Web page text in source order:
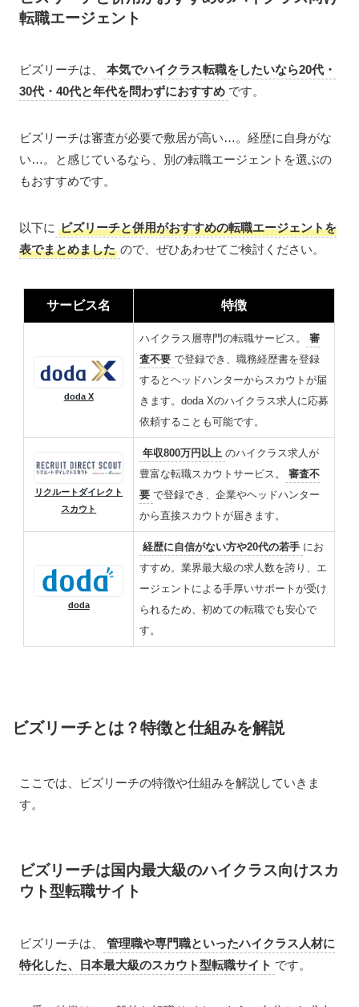
転職エージェント
ビズリーチは、
本気でハイクラス転職をしたいなら20代・
30代・40代と年代を問わずにおすすめ です。
ビズリーチは審査が必要で敷居が高い…。経歴に自身がな
い…。と感じているなら、別の転職エージェントを選ぶの
もおすすめです。
以下に ビズリーチと併用がおすすめの転職エージェントを
表でまとめました ので、ぜひあわせてご検討ください。
サービス名 特徴
doda X
ハイクラス層専門の転職サービス。
審
査不要 で登録でき、職務経歴書を登録
するとヘッドハンターからスカウトが届
きます。doda Xのハイクラス求人に応募
依頼することも可能です。
リクルートダイレクト
スカウト
年収800万円以上 のハイクラス求人が
豊富な転職スカウトサービス。
審査不
要 で登録でき、企業やヘッドハンター
から直接スカウトが届きます。
doda
経歴に自信がない方や20代の若手 にお
すすめ。業界最大級の求人数を誇り、エ
ージェントによる手厚いサポートが受け
られるため、初めての転職でも安心で
す。
ビズリーチとは？特徴と仕組みを解説
ここでは、ビズリーチの特徴や仕組みを解説していきま
す。
ビズリーチは国内最大級のハイクラス向けスカ
ウト型転職サイト
ビズリーチは、
管理職や専門職といったハイクラス人材に
特化した、日本最大級のスカウト型転職サイト です。